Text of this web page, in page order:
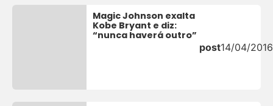
Magic Johnson exalta
Kobe Bryant e diz:
“nunca haverá outro”
post14/04/2016